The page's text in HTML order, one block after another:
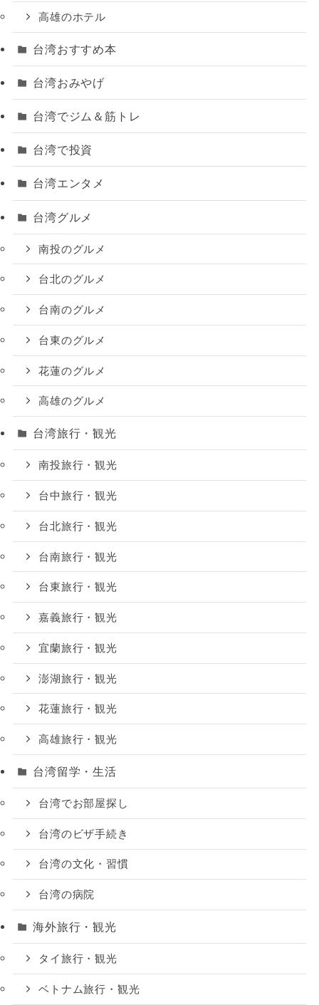
高雄のホテル
台湾おすすめ本
台湾おみやげ
台湾でジム＆筋トレ
台湾で投資
台湾エンタメ
台湾グルメ
南投のグルメ
台北のグルメ
台南のグルメ
台東のグルメ
花蓮のグルメ
高雄のグルメ
台湾旅行・観光
南投旅行・観光
台中旅行・観光
台北旅行・観光
台南旅行・観光
台東旅行・観光
嘉義旅行・観光
宜蘭旅行・観光
澎湖旅行・観光
花蓮旅行・観光
高雄旅行・観光
台湾留学・生活
台湾でお部屋探し
台湾のビザ手続き
台湾の文化・習慣
台湾の病院
海外旅行・観光
タイ旅行・観光
ベトナム旅行・観光